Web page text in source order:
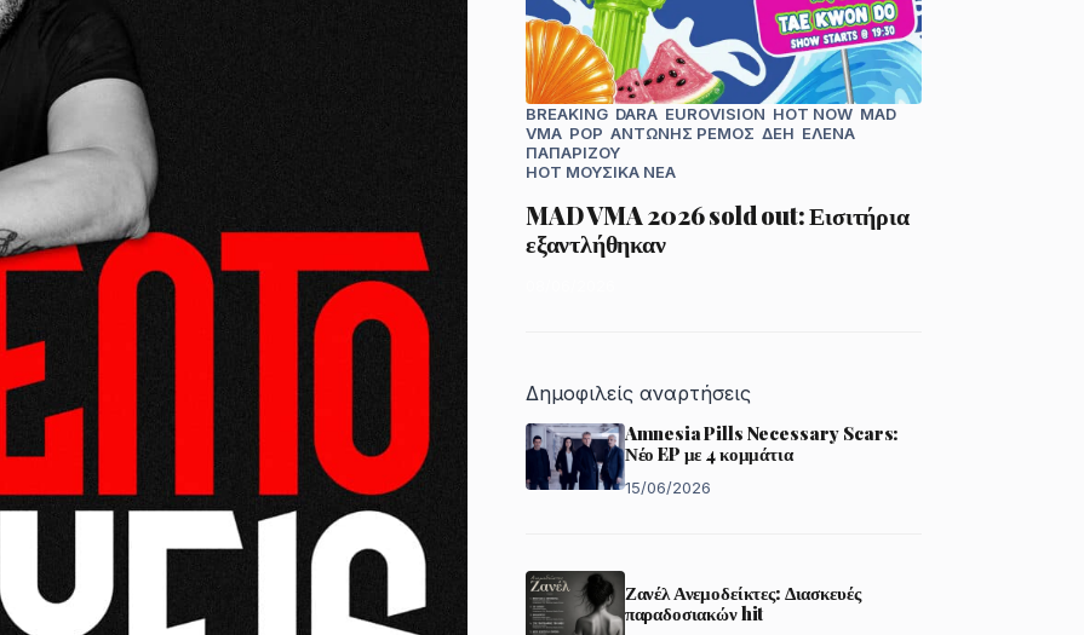
BREAKING DARA EUROVISION HOT NOW MAD
VMA POP ΑΝΤΏΝΗΣ ΡΈΜΟΣ ΔΕΗ ΈΛΕΝΑ
ΠΑΠΑΡΊΖΟΥ
HOT ΜΟΥΣΙΚΆ ΝΈΑ
MAD VMA 2026 sold out: Εισιτήρια
εξαντλήθηκαν
Δημοφιλείς αναρτήσεις
Amnesia Pills Necessary Scars:
Νέο EP με 4 κομμάτια
15/06/2026
Ζανέλ Ανεμοδείκτες: Διασκευές
παραδοσιακών hit